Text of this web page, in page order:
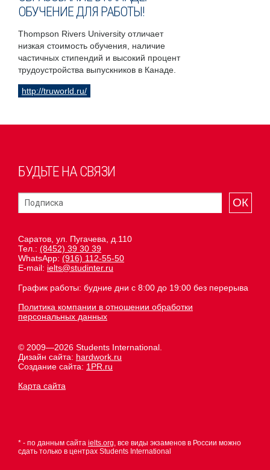
ОБУЧЕНИЕ ДЛЯ РАБОТЫ!
Thompson Rivers University отличает
низкая стоимость обучения, наличие
частичных стипендий и высокий процент
трудоустройства выпускников в Канаде.
http://truworld.ru/
БУДЬТЕ НА СВЯЗИ
ОК
Саратов, ул. Пугачева, д.110
Тел.: (8452) 39 30 39
WhatsApp: (916) 112-55-50
E-mail: ielts@studinter.ru
График работы: будние дни с 8:00 до 19:00 без перерыва
Политика компании в отношении обработки
персональных данных
© 2009—2026 Students International.
Дизайн сайта: hardwork.ru
Создание сайта: 1PR.ru
Карта сайта
* - по данным сайта ielts.org, все виды экзаменов в России можно
сдать только в центрах Students International